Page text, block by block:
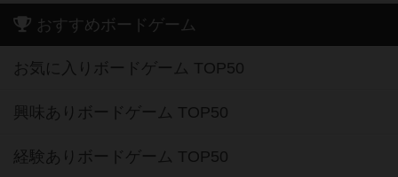
おすすめボードゲーム
お気に入りボードゲーム TOP50
興味ありボードゲーム TOP50
経験ありボードゲーム TOP50